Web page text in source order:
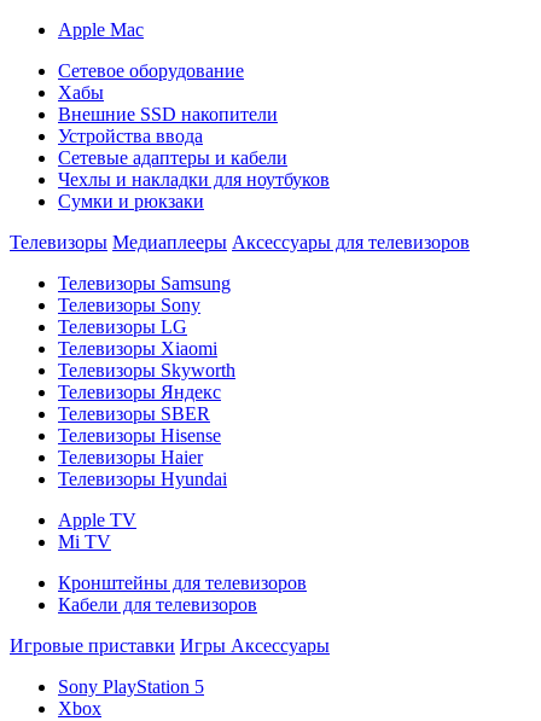
Apple Mac
Сетевое оборудование
Хабы
Внешние SSD накопители
Устройства ввода
Сетевые адаптеры и кабели
Чехлы и накладки для ноутбуков
Сумки и рюкзаки
Телевизоры Медиаплееры Аксессуары для телевизоров
Телевизоры Samsung
Телевизоры Sony
Телевизоры LG
Телевизоры Xiaomi
Телевизоры Skyworth
Телевизоры Яндекс
Телевизоры SBER
Телевизоры Hisense
Телевизоры Haier
Телевизоры Hyundai
Apple TV
Mi TV
Кронштейны для телевизоров
Кабели для телевизоров
Игровые приставки Игры Аксессуары
Sony PlayStation 5
Xbox